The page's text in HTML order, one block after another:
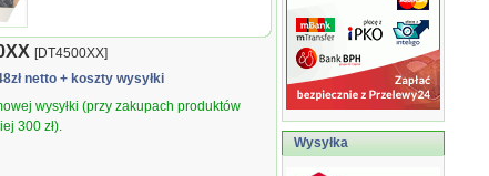
[DT4500XX]
netto + koszty wysyłki
wysyłki (przy zakupach produktów
300 zł).
Wysyłka